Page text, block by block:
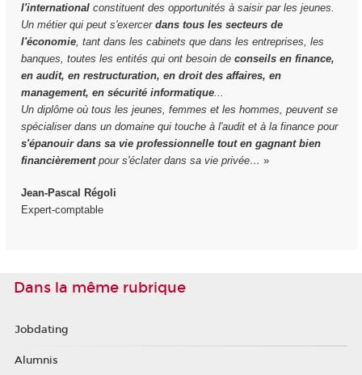
l'internationalconstituent des opportunités à saisir par les jeunes.
Un métier qui peut s'exercer dans tous les secteurs de
l'économie, tant dans les cabinets que dans les entreprises, les
banques, toutes les entités qui ont besoin de conseils en finance,
en audit, en restructuration, en droit des affaires, en
management, en sécurité informatique...
Un diplôme où tous les jeunes, femmes et les hommes, peuvent se
spécialiser dans un domaine qui touche à l'audit et à la finance pour
s'épanouir dans sa vie professionnelle tout en gagnant bien
financièrementpour s'éclater dans sa vie privée… »
Jean-Pascal Régoli
Expert-comptable
Dans la même rubrique
Jobdating
Alumnis